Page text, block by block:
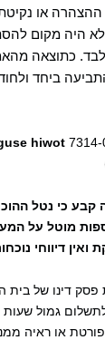
או
היה מקום
כתוצאה
ביחד
hiwot
קבע כי נטל
מוטל על
דיווחי
דינו של בית
גמול
או ראיה